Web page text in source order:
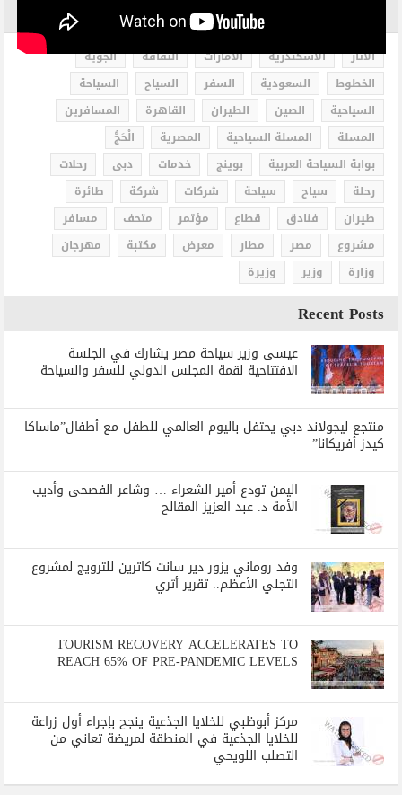
الاثار الاسكندرية الامارات الثقافة
الجوية
الخطوط
السعودية السفر السياح
السياحة
السياحية
الصين الطيران القاهرة
المسافرين
المسلة
المسلة السياحية المصرية
الْحَجُّ
بوابة السياحة العربية
بوينج خدمات دبى
رحلات
رحلة
سياح سياحة شركات شركة
طائرة
طيران
فنادق قطاع مؤتمر متحف
مسافر
مشروع
مصر مطار معرض مكتبة
مهرجان
وزارة
وزير وزيرة
Recent Posts
عيسى وزير سياحة مصر يشارك في الجلسة
الافتتاحية لقمة المجلس الدولي للسفر والسياحة
منتجع ليجولاند دبي يحتفل باليوم العالمي للطفل مع أطفال”ماساكا
كيدز أفريكانا”
اليمن تودع أمير الشعراء … وشاعر الفصحى وأديب
الأمة د. عبد العزيز المقالح
وفد روماني يزور دير سانت كاترين للترويج لمشروع
التجلي الأعظم.. تقرير أثري
TOURISM RECOVERY ACCELERATES TO
REACH 65% OF PRE-PANDEMIC LEVELS
مركز أبوظبي للخلايا الجذعية ينجح بإجراء أول زراعة
للخلايا الجذعية في المنطقة لمريضة تعاني من
التصلب اللويحي